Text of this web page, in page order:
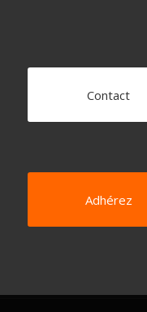
Contact
Adhérez